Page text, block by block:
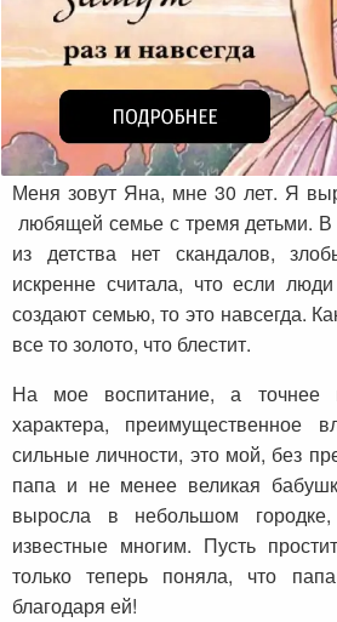
Меня зовут Яна, мне 30 лет. Я
любящей семье с тремя детьми.
из детства нет скандалов,
искренне считала, что если
создают семью, то это навсегда.
все то золото, что блестит.
На мое воспитание, а точнее
характера, преимущественное
сильные личности, это мой, без
папа и не менее великая
выросла в небольшом
известные многим. Пусть
только теперь поняла, что
благодаря ей!